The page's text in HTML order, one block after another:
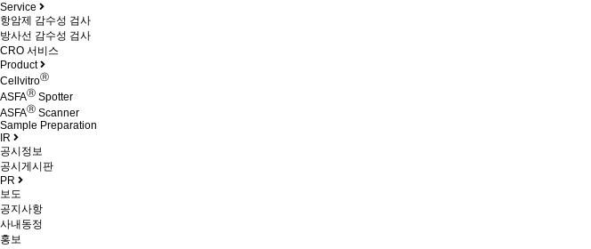
Service
항암제 감수성 검사
방사선 감수성 검사
CRO 서비스
Product
CellvitroⓇ
ASFAⓇ Spotter
ASFAⓇ Scanner
Sample Preparation
IR
공시정보
공시게시판
PR
보도
공지사항
사내동정
홍보